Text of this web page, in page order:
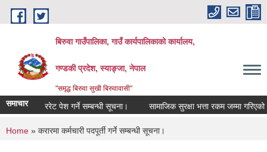
Skip to main content
बिरुवा गाउँपालिका, गाउँ कार्यपालिकाको कार्यालय,
गण्डकी प्रदेश, स्याङ्जा, नेपाल
"समृद्ध बिरुवा सुखी बिरुवावासी"
समाचारदररेट पेश गर्ने सम्बन्धी सूचना। सामाजिक सुरक्षा भत्ता रकम जम्मा गरिएको
You are here
Home » करारमा कर्मचारी पदपूर्ती गर्ने सम्बन्धी सूचना।